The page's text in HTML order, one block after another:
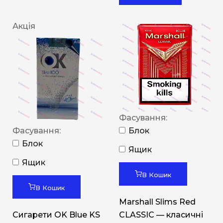
Акція
Фасування:
Блок
Ящик
В Кошик
Сигарети OK Blue KS
Фасування:
Блок
Ящик
В Кошик
Marshall Slims Red
CLASSIC — класичні